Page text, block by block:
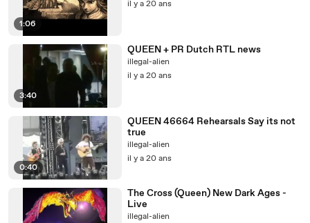
1:06
il y a 20 ans
3:40
QUEEN + PR Dutch RTL news
illegal-alien
il y a 20 ans
0:40
QUEEN 46664 Rehearsals Say its not
true
illegal-alien
il y a 20 ans
The Cross (Queen) New Dark Ages -
Live
illegal-alien